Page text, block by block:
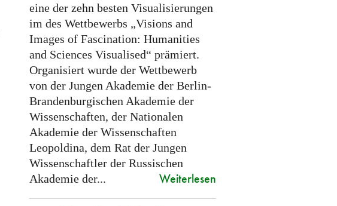
eine der zehn besten Visualisierungen
im des Wettbewerbs „Visions and
Images of Fascination: Humanities
and Sciences Visualised“ prämiert.
Organisiert wurde der Wettbewerb
von der Jungen Akademie der Berlin-
Brandenburgischen Akademie der
Wissenschaften, der Nationalen
Akademie der Wissenschaften
Leopoldina, dem Rat der Jungen
Wissenschaftler der Russischen
Akademie der...
Weiterlesen